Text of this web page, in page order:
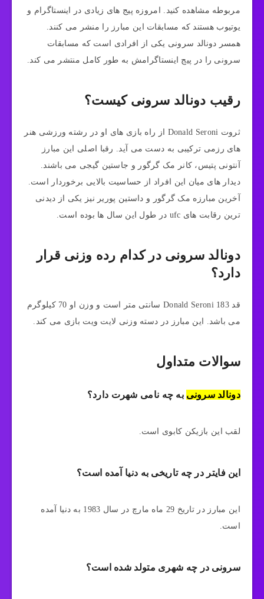
مربوطه مشاهده کنید. امروزه پیج های زیادی در اینستاگرام و
یوتیوب هستند که مسابقات این مبارز را منشر می کنند.
همسر دونالد سرونی یکی از افرادی است که مسابقات
سرونی را در پیج اینستاگرامش به طور کامل منتشر می کند.
رقیب دونالد سرونی کیست؟
ثروت Donald Seroni از راه بازی های او در رشته ورزشی هنر
های رزمی ترکیبی به دست می آید. رقبا اصلی این مبارز
آنتونی پتیس، کانر مک گرگور و جاستین گیجی می باشند.
دیدار های میان این افراد از حساسیت بالایی برخوردار است.
آخرین مبارزه مک گرگور و داستین پوریر نیز یکی از دیدنی
ترین رقابت های ufc در طول این سال ها بوده است.
دونالد سرونی در کدام رده وزنی قرار
دارد؟
قد Donald Seroni 183 سانتی متر است و وزن او 70 کیلوگرم
می باشد. این مبارز در دسته وزنی لایت ویت بازی می کند.
سوالات متداول
دونالد سرونی به چه نامی شهرت دارد؟
لقب این بازیکن کابوی است.
این فایتر در چه تاریخی به دنیا آمده است؟
این مبارز در تاریخ 29 ماه مارچ در سال 1983 به دنیا آمده
است.
سرونی در چه شهری متولد شده است؟